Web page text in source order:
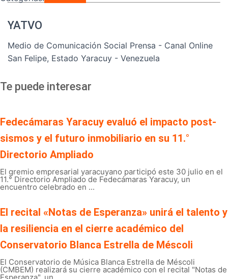
YATVO
Medio de Comunicación Social Prensa - Canal Online
San Felipe, Estado Yaracuy - Venezuela
Te puede interesar
Fedecámaras Yaracuy evaluó el impacto post-
sismos y el futuro inmobiliario en su 11.°
Directorio Ampliado
El gremio empresarial yaracuyano participó este 30 julio en el
11.° Directorio Ampliado de Fedecámaras Yaracuy, un
encuentro celebrado en ...
El recital «Notas de Esperanza» unirá el talento y
la resiliencia en el cierre académico del
Conservatorio Blanca Estrella de Méscoli
El Conservatorio de Música Blanca Estrella de Méscoli
(CMBEM) realizará su cierre académico con el recital "Notas de